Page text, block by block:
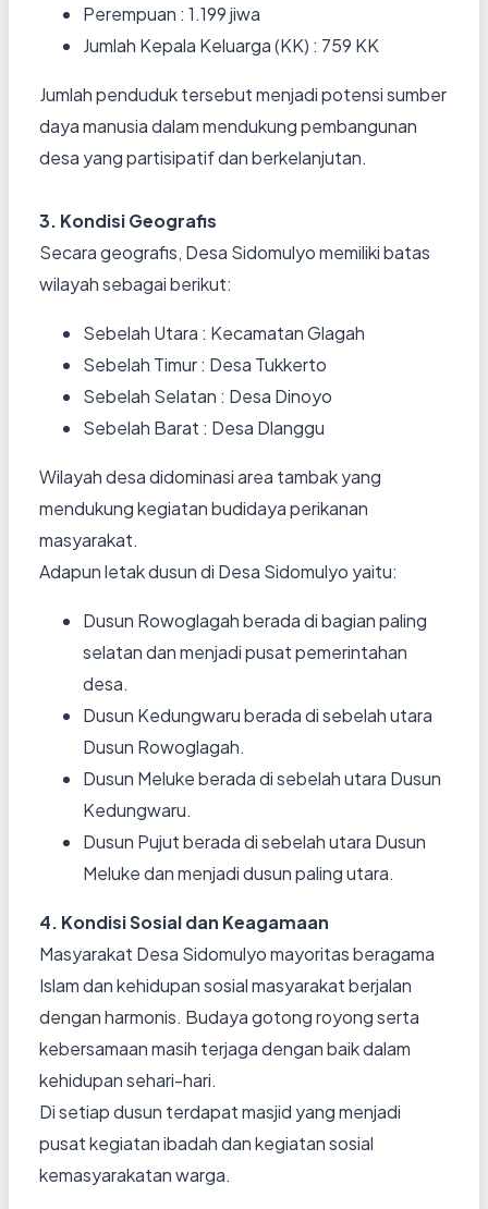
Perempuan : 1.199 jiwa
Jumlah Kepala Keluarga (KK) : 759 KK
Jumlah penduduk tersebut menjadi potensi sumber
daya manusia dalam mendukung pembangunan
desa yang partisipatif dan berkelanjutan.
3. Kondisi Geografis
Secara geografis, Desa Sidomulyo memiliki batas
wilayah sebagai berikut:
Sebelah Utara : Kecamatan Glagah
Sebelah Timur : Desa Tukkerto
Sebelah Selatan : Desa Dinoyo
Sebelah Barat : Desa Dlanggu
Wilayah desa didominasi area tambak yang
mendukung kegiatan budidaya perikanan
masyarakat.
Adapun letak dusun di Desa Sidomulyo yaitu:
Dusun Rowoglagah berada di bagian paling
selatan dan menjadi pusat pemerintahan
desa.
Dusun Kedungwaru berada di sebelah utara
Dusun Rowoglagah.
Dusun Meluke berada di sebelah utara Dusun
Kedungwaru.
Dusun Pujut berada di sebelah utara Dusun
Meluke dan menjadi dusun paling utara.
4. Kondisi Sosial dan Keagamaan
Masyarakat Desa Sidomulyo mayoritas beragama
Islam dan kehidupan sosial masyarakat berjalan
dengan harmonis. Budaya gotong royong serta
kebersamaan masih terjaga dengan baik dalam
kehidupan sehari-hari.
Di setiap dusun terdapat masjid yang menjadi
pusat kegiatan ibadah dan kegiatan sosial
kemasyarakatan warga.